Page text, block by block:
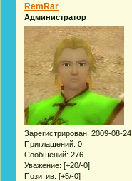
RemRar
Администратор
Зарегистрирован: 2009-08-24
Приглашений: 0
Сообщений: 276
Уважение: [+20/-0]
Позитив: [+5/-0]